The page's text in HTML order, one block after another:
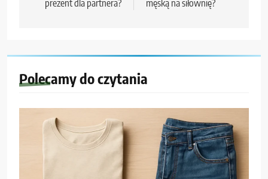
prezent dla partnera?
męską na siłownię?
Polecamy do czytania